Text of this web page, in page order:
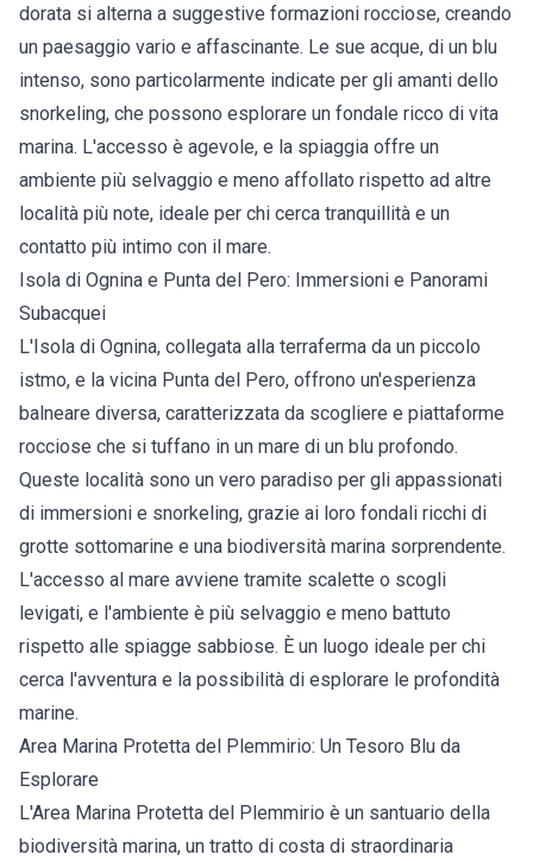
dorata si alterna a suggestive formazioni rocciose, creando
un paesaggio vario e affascinante. Le sue acque, di un blu
intenso, sono particolarmente indicate per gli amanti dello
snorkeling, che possono esplorare un fondale ricco di vita
marina. L'accesso è agevole, e la spiaggia offre un
ambiente più selvaggio e meno affollato rispetto ad altre
località più note, ideale per chi cerca tranquillità e un
contatto più intimo con il mare.
Isola di Ognina e Punta del Pero: Immersioni e Panorami
Subacquei
L'Isola di Ognina, collegata alla terraferma da un piccolo
istmo, e la vicina Punta del Pero, offrono un'esperienza
balneare diversa, caratterizzata da scogliere e piattaforme
rocciose che si tuffano in un mare di un blu profondo.
Queste località sono un vero paradiso per gli appassionati
di immersioni e snorkeling, grazie ai loro fondali ricchi di
grotte sottomarine e una biodiversità marina sorprendente.
L'accesso al mare avviene tramite scalette o scogli
levigati, e l'ambiente è più selvaggio e meno battuto
rispetto alle spiagge sabbiose. È un luogo ideale per chi
cerca l'avventura e la possibilità di esplorare le profondità
marine.
Area Marina Protetta del Plemmirio: Un Tesoro Blu da
Esplorare
L'Area Marina Protetta del Plemmirio è un santuario della
biodiversità marina, un tratto di costa di straordinaria